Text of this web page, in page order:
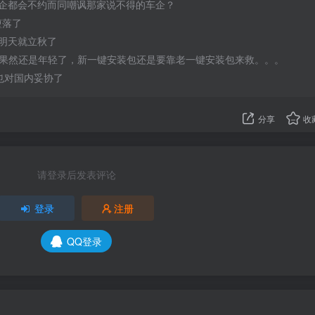
都会不约而同嘲讽那家说不得的车企？
了
天就立秋了
然还是年轻了，新一键安装包还是要靠老一键安装包来救。。。
国内妥协了
分享 收
请登录后发表评论
登录 注册
QQ登录